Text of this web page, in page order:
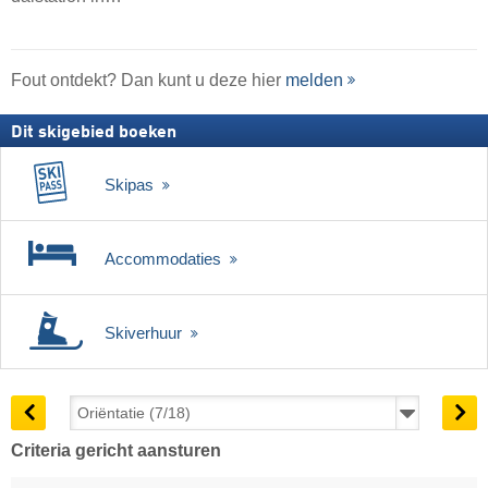
Fout ontdekt? Dan kunt u deze hier melden
Dit skigebied boeken
Skipas
Accommodaties
Skiverhuur
Criteria gericht aansturen